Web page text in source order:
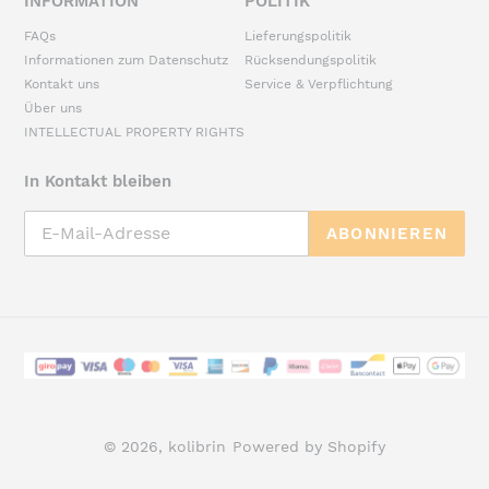
FAQs
Informationen zum Datenschutz
Kontakt uns
Über uns
INTELLECTUAL PROPERTY RIGHTS
Lieferungspolitik
Rücksendungspolitik
Service & Verpflichtung
In Kontakt bleiben
ABONNIEREN
Zahlungsarten
© 2026, kolibrin Powered by Shopify